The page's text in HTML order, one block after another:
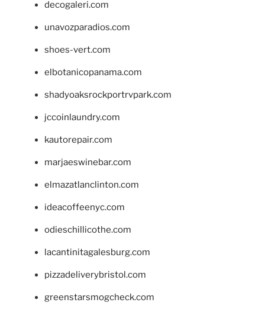
decogaleri.com
unavozparadios.com
shoes-vert.com
elbotanicopanama.com
shadyoaksrockportrvpark.com
jccoinlaundry.com
kautorepair.com
marjaeswinebar.com
elmazatlanclinton.com
ideacoffeenyc.com
odieschillicothe.com
lacantinitagalesburg.com
pizzadeliverybristol.com
greenstarsmogcheck.com